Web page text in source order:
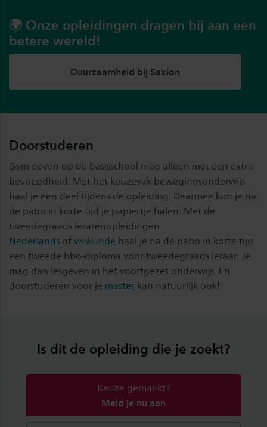
🌍 Onze opleidingen dragen bij aan een
betere wereld!
Duurzaamheid bij Saxion
Doorstuderen
Gym geven op de basisschool mag alleen met een extra
bevoegdheid. Met het keuzevak bewegingsonderwijs
haal je een deel tijdens de opleiding. Daarmee kun je na
de pabo in korte tijd je papiertje halen. Met de
tweedegraads lerarenopleidingen
Nederlands of wiskunde haal je na de pabo in korte tijd
een tweede hbo-diploma voor tweedegraads leraar. Je
mag dan lesgeven in het voortgezet onderwijs. En
doorstuderen voor je master kan natuurlijk ook!
Is dit de opleiding die je zoekt?
Keuze gemaakt?
Meld je nu aan